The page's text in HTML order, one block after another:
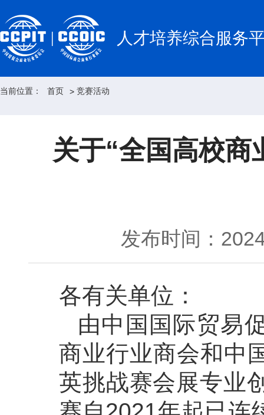
人才培养综合服务
当前位置： 首页 > 竞赛活动
关于“全国高校商
发布时间：
各有关单位：
由中国国际贸易
商业行业商会和中
英挑战赛会展专业